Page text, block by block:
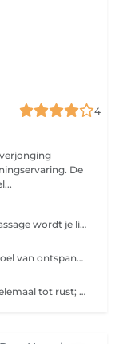
4
De
Tijdens deze verkwikkende en krachtige massage wordt je lichaam in verschillende yogahoudingen gebracht terwijl druk wordt uitgeoefend op verschillende reflexpunten. Deze massage zorgt voor ontspanning en energie en helpt vastzittende gewrichten los te maken en spierspanning te verlichten.
Deze massage zorgt voor een algeheel gevoel van ontspanning. Terwijl je spieren relaxen ebt stress weg zodat lichaam en geest weer in balans komen.
Door je voeten te laten masseren kom je helemaal tot rust; een voetmassage heeft niet alleen effect op de voeten, maar zorgt ook voor een ontspannen gevoel.